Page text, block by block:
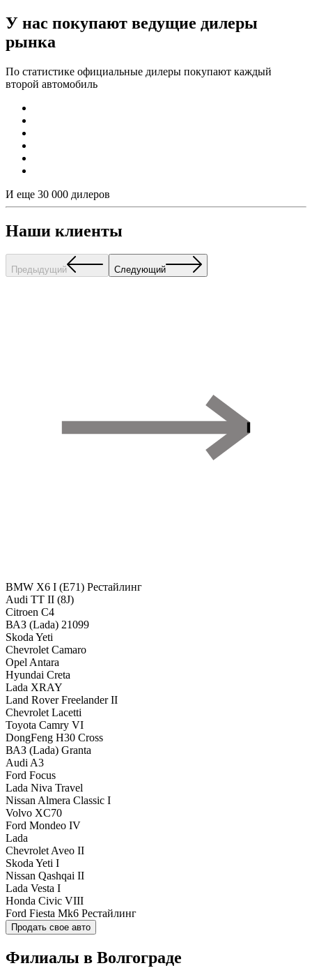
У нас покупают ведущие дилеры
рынка
По статистике официальные дилеры покупают каждый
второй автомобиль
И еще 30 000 дилеров
Наши клиенты
Предыдущий Следующий
BMW X6 I (E71) Рестайлинг
Audi TT II (8J)
Citroen C4
ВАЗ (Lada) 21099
Skoda Yeti
Chevrolet Camaro
Opel Antara
Hyundai Creta
Lada XRAY
Land Rover Freelander II
Chevrolet Lacetti
Toyota Camry VI
DongFeng H30 Cross
ВАЗ (Lada) Granta
Audi A3
Ford Focus
Lada Niva Travel
Nissan Almera Classic I
Volvo XC70
Ford Mondeo IV
Lada
Chevrolet Aveo II
Skoda Yeti I
Nissan Qashqai II
Lada Vesta I
Honda Civic VIII
Ford Fiesta Mk6 Рестайлинг
Продать свое авто
Филиалы в Волгограде